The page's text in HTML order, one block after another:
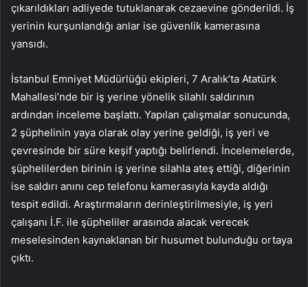
çıkarıldıkları adliyede tutuklanarak cezaevine gönderildi. İş
yerinin kurşunlandığı anlar ise güvenlik kamerasına
yansıdı.
İstanbul Emniyet Müdürlüğü ekipleri, 7 Aralık’ta Atatürk
Mahallesi’nde bir iş yerine yönelik silahlı saldırının
ardından inceleme başlattı. Yapılan çalışmalar sonucunda,
2 şüphelinin yaya olarak olay yerine geldiği, iş yeri ve
çevresinde bir süre keşif yaptığı belirlendi. İncelemelerde,
şüphelilerden birinin iş yerine silahla ateş ettiği, diğerinin
ise saldırı anını cep telefonu kamerasıyla kayda aldığı
tespit edildi. Araştırmaların derinleştirilmesiyle, iş yeri
çalışanı İ.F. ile şüpheliler arasında alacak verecek
meselesinden kaynaklanan bir husumet bulunduğu ortaya
çıktı.